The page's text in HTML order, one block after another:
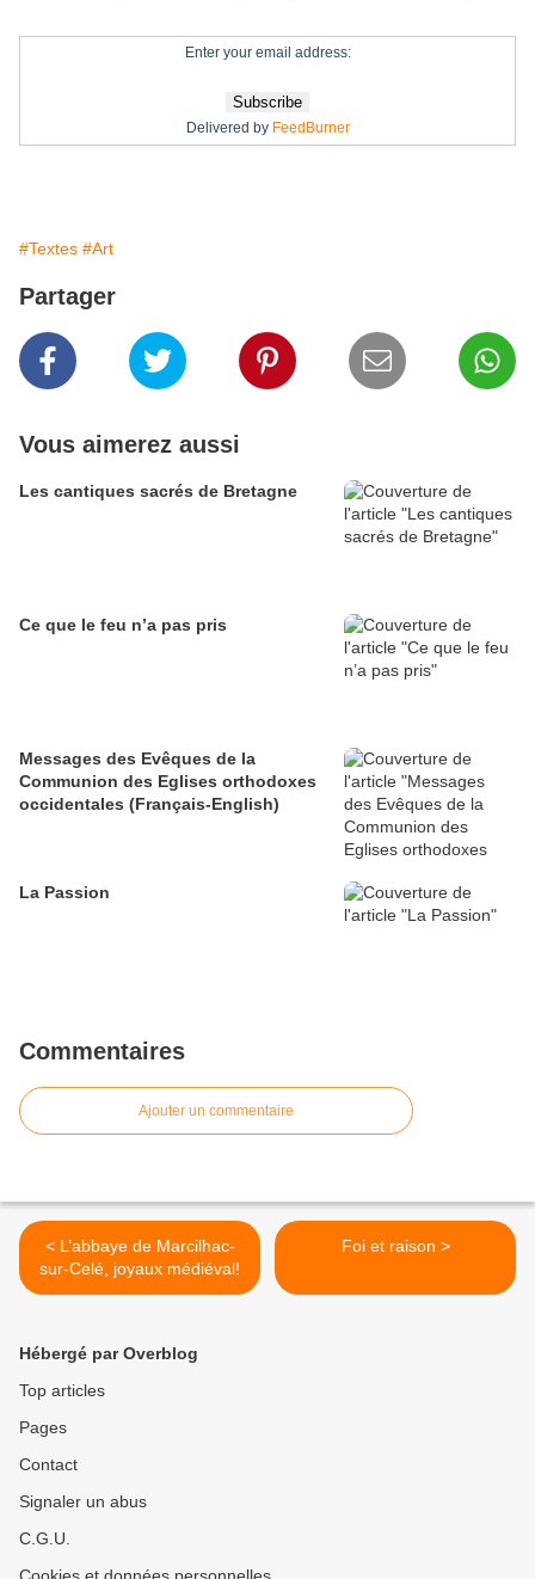
Enter your email address:
Delivered by FeedBurner
#Textes #Art
Partager
Vous aimerez aussi
Les cantiques sacrés de Bretagne
Ce que le feu n’a pas pris
Messages des Evêques de la
Communion des Eglises orthodoxes
occidentales (Français-English)
La Passion
Commentaires
Ajouter un commentaire
< L’abbaye de Marcilhac-
sur-Celé, joyaux médiéval!
Foi et raison >
Hébergé par Overblog
Top articles
Pages
Contact
Signaler un abus
C.G.U.